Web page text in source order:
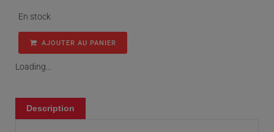
En stock
AJOUTER AU PANIER
Loading...
Description